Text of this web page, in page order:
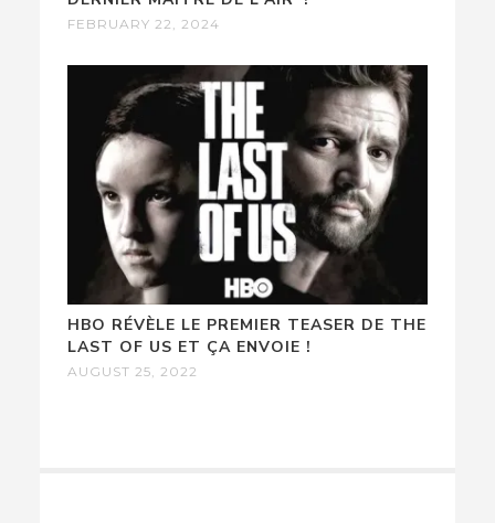
FEBRUARY 22, 2024
HBO RÉVÈLE LE PREMIER TEASER DE THE
LAST OF US ET ÇA ENVOIE !
AUGUST 25, 2022